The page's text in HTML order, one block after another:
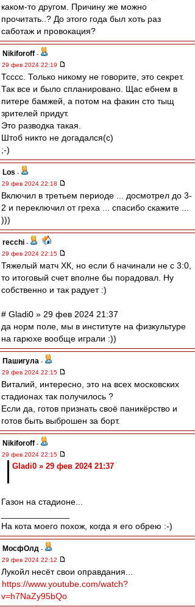
каком-то другом. Причину же можно
прочитать..? До этого года был хоть раз
саботаж и провокация?
Nikiforoff -
29 фев 2024 22:19
Тсссс. Только никому не говорите, это секрет.
Так все и было спланировано. Щас ебнем в
питере бамжей, а потом на факин сто тыщ
зрителей придут.
Это разводка такая.
Штоб никто не догадался(с)
;-)
Los -
29 фев 2024 22:18
Включил в третьем периоде ... досмотрел до 3-
2 и переключил от греха ... спасибо скажите ...
)))
recchi -
29 фев 2024 22:15
Тяжелый матч ХК, но если б начинали не с 3:0,
то итоговый счет вполне бы порадовал. Ну
собственно и так радует :)
# Gladi0 » 29 фев 2024 21:37
да норм поле, мы в институте на физкультуре
на гарюхе вообще играли :))
Пашигула -
29 фев 2024 22:15
Виталий, интересно, это на всех московских
стадионах так получилось ?
Если да, готов признать своё паникёрство и
готов быть выброшен за борт.
Nikiforoff -
29 фев 2024 22:15
Gladi0 » 29 фев 2024 21:37
Газон на стадионе...
На кота моего похож, когда я его обрею :-)
МосфОлд -
29 фев 2024 22:12
Лукойл несёт свои оправдания...
https://www.youtube.com/watch?
v=h7NaZy95bQo